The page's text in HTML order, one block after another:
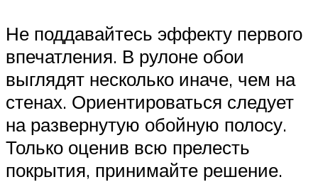
Не поддавайтесь эффекту первого
впечатления. В рулоне обои
выглядят несколько иначе, чем на
стенах. Ориентироваться следует
на развернутую обойную полосу.
Только оценив всю прелесть
покрытия, принимайте решение.